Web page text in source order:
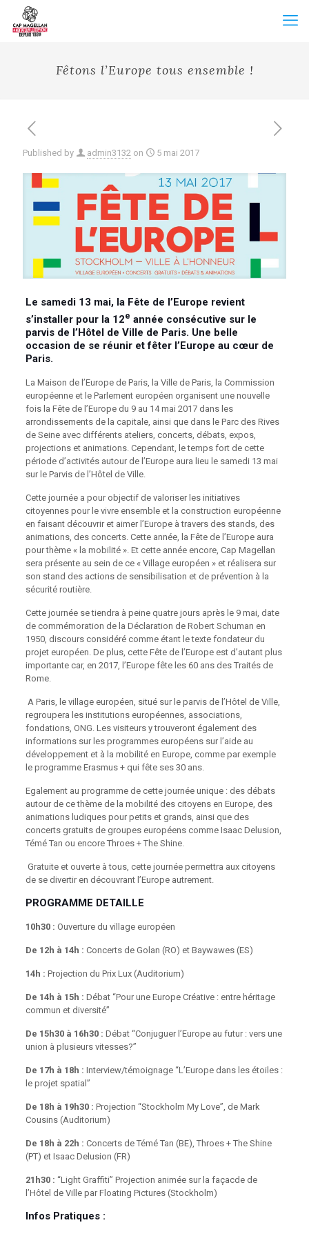
Fêtons l’Europe tous ensemble !
Published by admin3132 on 5 mai 2017
Le samedi 13 mai, la Fête de l’Europe revient
s’installer pour la 12e année consécutive sur le
parvis de l’Hôtel de Ville de Paris. Une belle
occasion de se réunir et fêter l’Europe au cœur de
Paris.
La Maison de l’Europe de Paris, la Ville de Paris, la Commission
européenne et le Parlement européen organisent une nouvelle
fois la Fête de l’Europe du 9 au 14 mai 2017 dans les
arrondissements de la capitale, ainsi que dans le Parc des Rives
de Seine avec différents ateliers, concerts, débats, expos,
projections et animations. Cependant, le temps fort de cette
période d’activités autour de l’Europe aura lieu le samedi 13 mai
sur le Parvis de l’Hôtel de Ville.
Cette journée a pour objectif de valoriser les initiatives
citoyennes pour le vivre ensemble et la construction européenne
en faisant découvrir et aimer l’Europe à travers des stands, des
animations, des concerts. Cette année, la Fête de l’Europe aura
pour thème « la mobilité ». Et cette année encore, Cap Magellan
sera présente au sein de ce « Village européen » et réalisera sur
son stand des actions de sensibilisation et de prévention à la
sécurité routière.
Cette journée se tiendra à peine quatre jours après le 9 mai, date
de commémoration de la Déclaration de Robert Schuman en
1950, discours considéré comme étant le texte fondateur du
projet européen. De plus, cette Fête de l’Europe est d’autant plus
importante car, en 2017, l’Europe fête les 60 ans des Traités de
Rome.
A Paris, le village européen, situé sur le parvis de l’Hôtel de Ville,
regroupera les institutions européennes, associations,
fondations, ONG. Les visiteurs y trouveront également des
informations sur les programmes européens sur l’aide au
développement et à la mobilité en Europe, comme par exemple
le programme Erasmus + qui fête ses 30 ans.
Egalement au programme de cette journée unique : des débats
autour de ce thème de la mobilité des citoyens en Europe, des
animations ludiques pour petits et grands, ainsi que des
concerts gratuits de groupes européens comme Isaac Delusion,
Témé Tan ou encore Throes + The Shine.
Gratuite et ouverte à tous, cette journée permettra aux citoyens
de se divertir en découvrant l’Europe autrement.
PROGRAMME DETAILLE
10h30 : Ouverture du village européen
De 12h à 14h : Concerts de Golan (RO) et Baywawes (ES)
14h : Projection du Prix Lux (Auditorium)
De 14h à 15h : Débat “Pour une Europe Créative : entre héritage
commun et diversité”
De 15h30 à 16h30 : Débat “Conjuguer l’Europe au futur : vers une
union à plusieurs vitesses?”
De 17h à 18h : Interview/témoignage “L’Europe dans les étoiles :
le projet spatial”
De 18h à 19h30 : Projection “Stockholm My Love”, de Mark
Cousins (Auditorium)
De 18h à 22h : Concerts de Témé Tan (BE), Throes + The Shine
(PT) et Isaac Delusion (FR)
21h30 : “Light Graffiti” Projection animée sur la façacde de
l’Hôtel de Ville par Floating Pictures (Stockholm)
Infos Pratiques :